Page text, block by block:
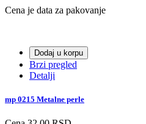
Cena je data za pakovanje
Dodaj u korpu
Brzi pregled
Detalji
mp 0215 Metalne perle